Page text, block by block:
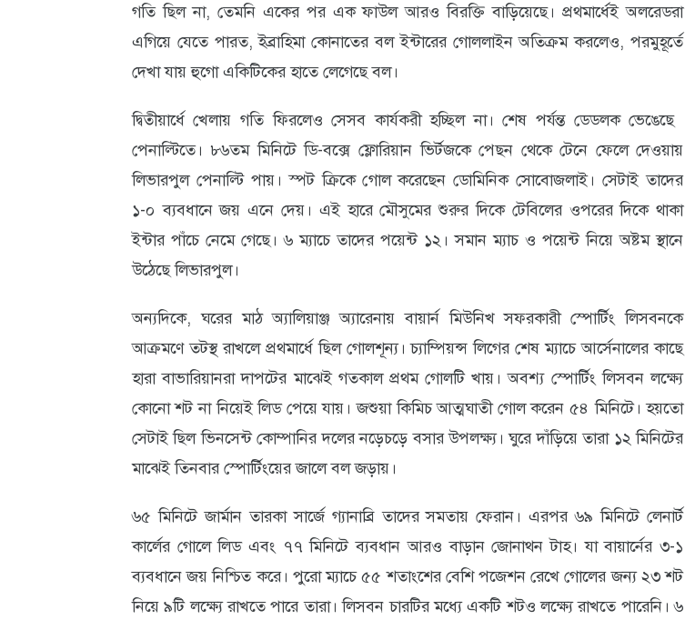
গতি ছিল না, তেমনি একের পর এক ফাউল আরও বিরক্তি বাড়িয়েছে। প্রথমার্ধেই অলরেডরা
এগিয়ে যেতে পারত, ইব্রাহিমা কোনাতের বল ইন্টারের গোললাইন অতিক্রম করলেও, পরমুহূর্তে
দেখা যায় হুগো একিটিকের হাতে লেগেছে বল।
দ্বিতীয়ার্ধে খেলায় গতি ফিরলেও সেসব কার্যকরী হচ্ছিল না। শেষ পর্যন্ত ডেডলক ভেঙেছে
পেনাল্টিতে। ৮৬তম মিনিটে ডি-বক্সে ফ্লোরিয়ান ভির্টজকে পেছন থেকে টেনে ফেলে দেওয়ায়
লিভারপুল পেনাল্টি পায়। স্পট ক্রিকে গোল করেছেন ডোমিনিক সোবোজলাই। সেটাই তাদের
১-০ ব্যবধানে জয় এনে দেয়। এই হারে মৌসুমের শুরুর দিকে টেবিলের ওপরের দিকে থাকা
ইন্টার পাঁচে নেমে গেছে। ৬ ম্যাচে তাদের পয়েন্ট ১২। সমান ম্যাচ ও পয়েন্ট নিয়ে অষ্টম স্থানে
উঠেছে লিভারপুল।
অন্যদিকে, ঘরের মাঠ অ্যালিয়াঞ্জ অ্যারেনায় বায়ার্ন মিউনিখ সফরকারী স্পোর্টিং লিসবনকে
আক্রমণে তটস্থ রাখলে প্রথমার্ধে ছিল গোলশূন্য। চ্যাম্পিয়ন্স লিগের শেষ ম্যাচে আর্সেনালের কাছে
হারা বাভারিয়ানরা দাপটের মাঝেই গতকাল প্রথম গোলটি খায়। অবশ্য স্পোর্টিং লিসবন লক্ষ্যে
কোনো শট না নিয়েই লিড পেয়ে যায়। জশুয়া কিমিচ আত্মঘাতী গোল করেন ৫৪ মিনিটে। হয়তো
সেটাই ছিল ভিনসেন্ট কোম্পানির দলের নড়েচড়ে বসার উপলক্ষ্য। ঘুরে দাঁড়িয়ে তারা ১২ মিনিটের
মাঝেই তিনবার স্পোর্টিংয়ের জালে বল জড়ায়।
৬৫ মিনিটে জার্মান তারকা সার্জে গ্যানাব্রি তাদের সমতায় ফেরান। এরপর ৬৯ মিনিটে লেনার্ট
কার্লের গোলে লিড এবং ৭৭ মিনিটে ব্যবধান আরও বাড়ান জোনাথন টাহ। যা বায়ার্নের ৩-১
ব্যবধানে জয় নিশ্চিত করে। পুরো ম্যাচে ৫৫ শতাংশের বেশি পজেশন রেখে গোলের জন্য ২৩ শট
নিয়ে ৯টি লক্ষ্যে রাখতে পারে তারা। লিসবন চারটির মধ্যে একটি শটও লক্ষ্যে রাখতে পারেনি। ৬